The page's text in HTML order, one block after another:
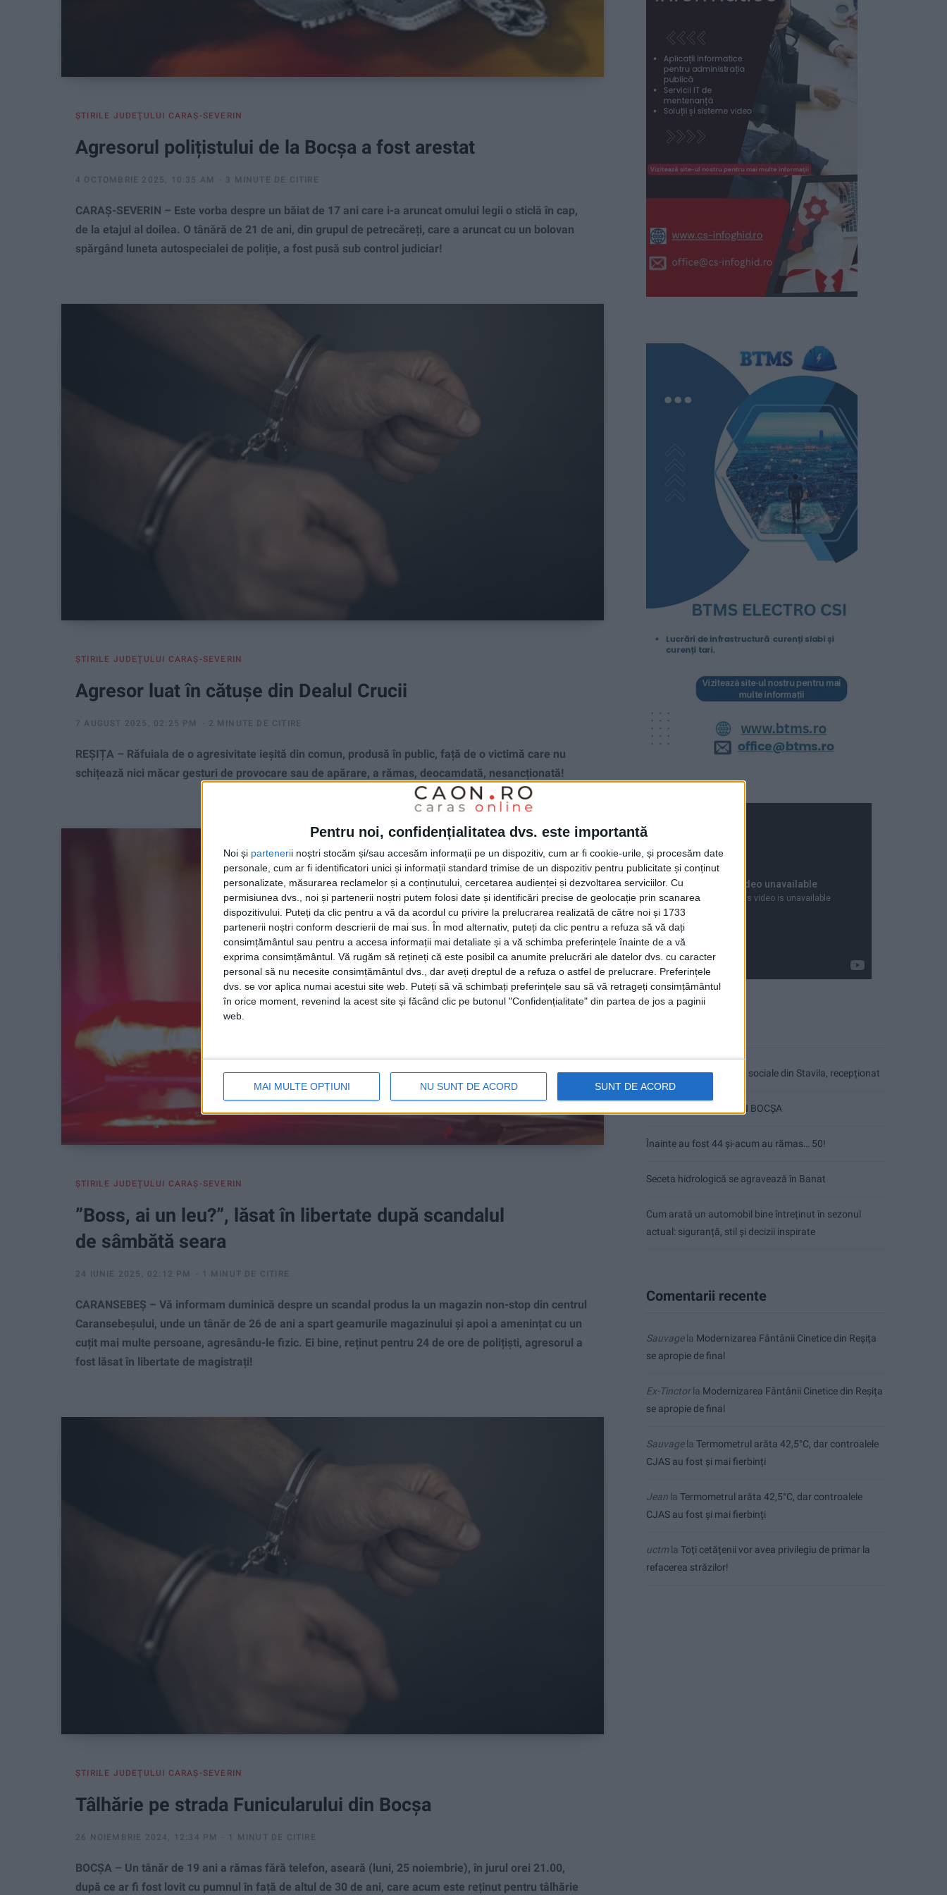
Pentru noi, confidențialitatea dvs. este importantă
Noi și partenerii noștri stocăm și/sau accesăm informații pe un dispozitiv, cum ar fi cookie-urile, și procesăm date
personale, cum ar fi identificatori unici și informații standard trimise de un dispozitiv pentru publicitate și conținut
personalizate, măsurarea reclamelor și a conținutului, cercetarea audienței și dezvoltarea serviciilor. Cu
permisiunea dvs., noi și partenerii noștri putem folosi date și identificări precise de geolocație prin scanarea
dispozitivului. Puteți da clic pentru a vă da acordul cu privire la prelucrarea realizată de către noi și 1733
partenerii noștri conform descrierii de mai sus. În mod alternativ, puteți da clic pentru a refuza să vă dați
consimțământul sau pentru a accesa informații mai detaliate și a vă schimba preferințele înainte de a vă
exprima consimțământul. Vă rugăm să rețineți că este posibil ca anumite prelucrări ale datelor dvs. cu caracter
personal să nu necesite consimțământul dvs., dar aveți dreptul de a refuza o astfel de prelucrare. Preferințele
dvs. se vor aplica numai acestui site web. Puteți să vă schimbați preferințele sau să vă retrageți consimțământul
în orice moment, revenind la acest site și făcând clic pe butonul "Confidențialitate" din partea de jos a paginii
web.
MAI MULTE OPȚIUNI NU SUNT DE ACORD SUNT DE ACORD
ŞTIRILE JUDEŢULUI CARAŞ-SEVERIN
Agresorul polițistului de la Bocșa a fost arestat
4 OCTOMBRIE 2025, 10:35 AM 3 MINUTE DE CITIRE
CARAȘ-SEVERIN – Este vorba despre un băiat de 17 ani care i-a aruncat omului legii o sticlă în cap,
de la etajul al doilea. O tânără de 21 de ani, din grupul de petrecăreți, care a aruncat cu un bolovan
spărgând luneta autospecialei de poliție, a fost pusă sub control judiciar!
ŞTIRILE JUDEŢULUI CARAŞ-SEVERIN
Agresor luat în cătușe din Dealul Crucii
7 AUGUST 2025, 02:25 PM 2 MINUTE DE CITIRE
REȘIȚA – Răfuiala de o agresivitate ieșită din comun, produsă în public, față de o victimă care nu
schițează nici măcar gesturi de provocare sau de apărare, a rămas, deocamdată, nesancționată!
ŞTIRILE JUDEŢULUI CARAŞ-SEVERIN
”Boss, ai un leu?”, lăsat în libertate după scandalul
de sâmbătă seara
24 IUNIE 2025, 02:12 PM 1 MINUT DE CITIRE
CARANSEBEȘ – Vă informam duminică despre un scandal produs la un magazin non-stop din centrul
Caransebeșului, unde un tânăr de 26 de ani a spart geamurile magazinului și apoi a amenințat cu un
cuțit mai multe persoane, agresându-le fizic. Ei bine, reținut pentru 24 de ore de polițiști, agresorul a
fost lăsat în libertate de magistrați!
ŞTIRILE JUDEŢULUI CARAŞ-SEVERIN
Tâlhărie pe strada Funicularului din Bocșa
26 NOIEMBRIE 2024, 12:34 PM 1 MINUT DE CITIRE
BOCȘA – Un tânăr de 19 ani a rămas fără telefon, aseară (luni, 25 noiembrie), în jurul orei 21.00,
după ce ar fi fost lovit cu pumnul în față de altul de 30 de ani, care acum este reținut pentru tâlhărie
Ultimul bloc de locuințe sociale din Stavila, recepționat
ANUNŢ OPRIRE APĂ ÎN BOCȘA
Înainte au fost 44 și-acum au rămas… 50!
Seceta hidrologică se agravează în Banat
Cum arată un automobil bine întreținut în sezonul
actual: siguranță, stil și decizii inspirate
Comentarii recente
Sauvagela Modernizarea Fântânii Cinetice din Reșița
se apropie de final
Ex-Tinctorla Modernizarea Fântânii Cinetice din Reșița
se apropie de final
Sauvagela Termometrul arăta 42,5°C, dar controalele
CJAS au fost și mai fierbinți
Jean la Termometrul arăta 42,5°C, dar controalele
CJAS au fost și mai fierbinți
uctmla Toți cetățenii vor avea privilegiu de primar la
refacerea străzilor!